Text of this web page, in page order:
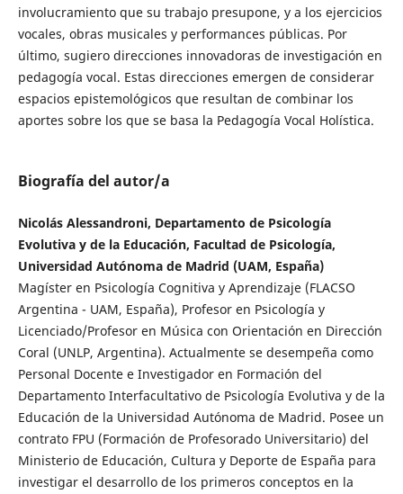
involucramiento que su trabajo presupone, y a los ejercicios
vocales, obras musicales y performances públicas. Por
último, sugiero direcciones innovadoras de investigación en
pedagogía vocal. Estas direcciones emergen de considerar
espacios epistemológicos que resultan de combinar los
aportes sobre los que se basa la Pedagogía Vocal Holística.
Biografía del autor/a
Nicolás Alessandroni, Departamento de Psicología
Evolutiva y de la Educación, Facultad de Psicología,
Universidad Autónoma de Madrid (UAM, España)
Magíster en Psicología Cognitiva y Aprendizaje (FLACSO
Argentina - UAM, España), Profesor en Psicología y
Licenciado/Profesor en Música con Orientación en Dirección
Coral (UNLP, Argentina). Actualmente se desempeña como
Personal Docente e Investigador en Formación del
Departamento Interfacultativo de Psicología Evolutiva y de la
Educación de la Universidad Autónoma de Madrid. Posee un
contrato FPU (Formación de Profesorado Universitario) del
Ministerio de Educación, Cultura y Deporte de España para
investigar el desarrollo de los primeros conceptos en la